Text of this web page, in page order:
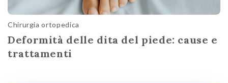
Chirurgia ortopedica
Deformità delle dita del piede: cause e
trattamenti